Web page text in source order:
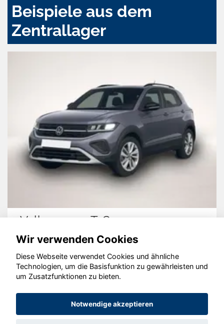
Beispiele aus dem
Zentrallager
Volkswagen T-Cross
© konjunkturmotor.de GmbH 2020 - 2026
Wir verwenden Cookies
Diese Webseite verwendet Cookies und ähnliche
Technologien, um die Basisfunktion zu gewährleisten und
um Zusatzfunktionen zu bieten.
Notwendige akzeptieren